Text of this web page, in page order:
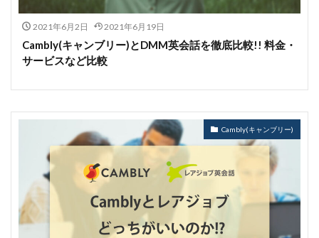
2021年6月2日 2021年6月19日
Cambly(キャンブリー)とDMM英会話を徹底比較!! 料金・
サービスなど比較
Cambly(キャンブリー)